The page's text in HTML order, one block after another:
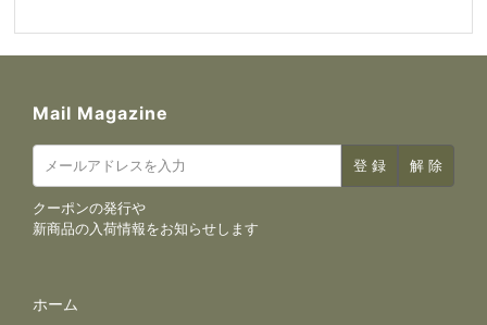
Mail Magazine
クーポンの発行や
新商品の入荷情報をお知らせします
サイトナビゲーション
ホーム